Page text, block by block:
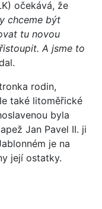
očekává, že
chceme být
tu novou
A jsme to
rodin,
také litoměřické
byla
Jan Pavel II. ji
je na
její ostatky.